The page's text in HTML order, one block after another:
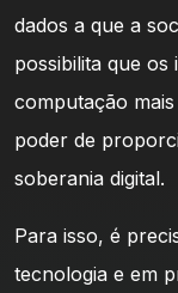
dados a que a
possibilita que os
computação
poder de
soberania digital.
Para isso, é
tecnologia e em